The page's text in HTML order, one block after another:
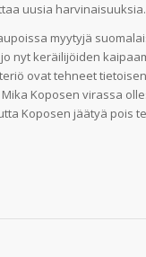
uusia
myytyjä
nyt keräilijöiden
ovat tehneet
Koposen virassa
Koposen jäätyä pois